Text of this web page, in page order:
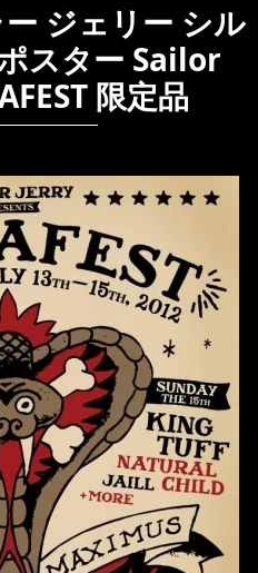
ジェリー シル
スター Sailor
限定品